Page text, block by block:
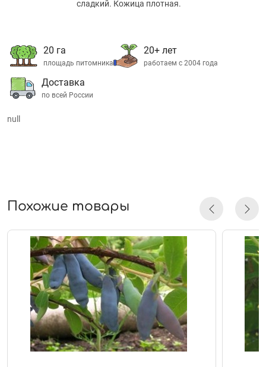
сладкий. Кожица плотная.
20 га
площадь питомника
20+ лет
работаем с 2004 года
Доставка
по всей России
null
Похожие товары